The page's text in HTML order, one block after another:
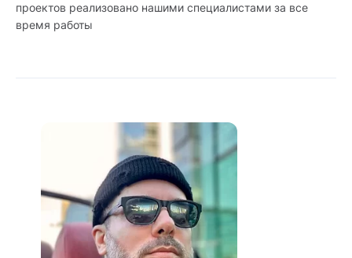
проектов реализовано нашими специалистами за все
время работы